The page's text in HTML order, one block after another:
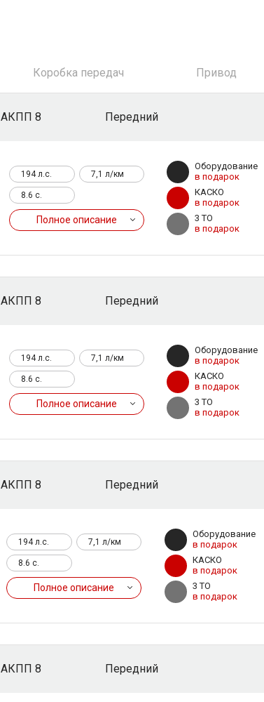
Коробка передач Привод
АКПП 8 Передний
194 л.с. 7,1 л/км
8.6 c.
Полное описание
Оборудование
в подарок
КАСКО
в подарок
3 ТО
в подарок
АКПП 8 Передний
194 л.с. 7,1 л/км
8.6 c.
Полное описание
Оборудование
в подарок
КАСКО
в подарок
3 ТО
в подарок
АКПП 8 Передний
194 л.с. 7,1 л/км
8.6 c.
Полное описание
Оборудование
в подарок
КАСКО
в подарок
3 ТО
в подарок
АКПП 8 Передний